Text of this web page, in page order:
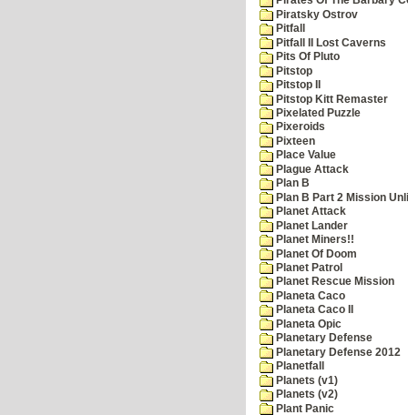
Piratsky Ostrov
Pitfall
Pitfall II Lost Caverns
Pits Of Pluto
Pitstop
Pitstop II
Pitstop Kitt Remaster
Pixelated Puzzle
Pixeroids
Pixteen
Place Value
Plague Attack
Plan B
Plan B Part 2 Mission
Planet Attack
Planet Lander
Planet Miners!!
Planet Of Doom
Planet Patrol
Planet Rescue Mission
Planeta Caco
Planeta Caco II
Planeta Opic
Planetary Defense
Planetary Defense 2012
Planetfall
Planets (v1)
Planets (v2)
Plant Panic